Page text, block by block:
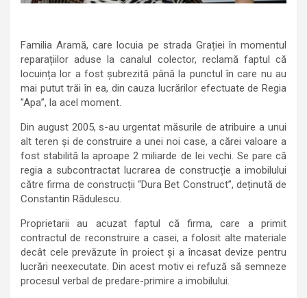
Familia Aramă, care locuia pe strada Grației în momentul
reparațiilor aduse la canalul colector, reclamă faptul că
locuința lor a fost șubrezită până la punctul în care nu au
mai putut trăi în ea, din cauza lucrărilor efectuate de Regia
”Apa”, la acel moment.
Din august 2005, s-au urgentat măsurile de atribuire a unui
alt teren și de construire a unei noi case, a cărei valoare a
fost stabilită la aproape 2 miliarde de lei vechi. Se pare că
regia a subcontractat lucrarea de construcție a imobilului
către firma de construcții “Dura Bet Construct”, deținută de
Constantin Rădulescu.
Proprietarii au acuzat faptul că firma, care a primit
contractul de reconstruire a casei, a folosit alte materiale
decât cele prevăzute în proiect și a încasat devize pentru
lucrări neexecutate. Din acest motiv ei refuză să semneze
procesul verbal de predare-primire a imobilului.